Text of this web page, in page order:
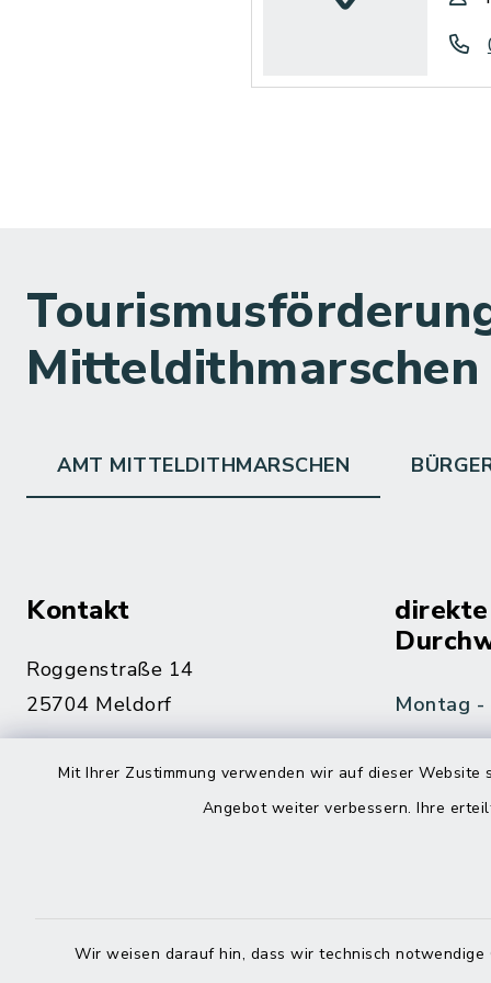
Mit Ihrer Zustimmung verwenden wir auf dieser
Angebot weiter verbessern. Ihre
Wir weisen darauf hin, dass wir technisch
Mitteldithmarschen
AMT MITTELDITHMARSCHEN
Kontakt
Roggenstraße 14
25704 Meldorf
04832 6065-215
Montag -
Freitag
Haben